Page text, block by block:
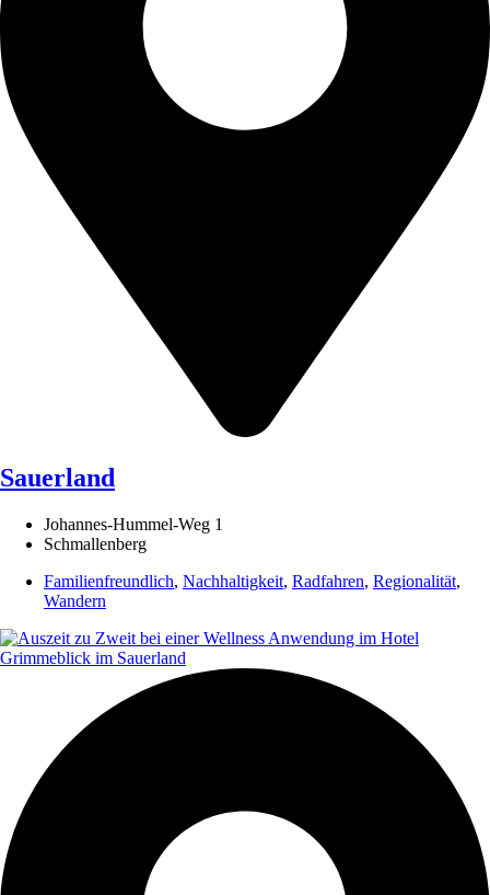
Sauerland
Johannes-Hummel-Weg 1
Schmallenberg
Familienfreundlich, Nachhaltigkeit, Radfahren, Regionalität,
Wandern